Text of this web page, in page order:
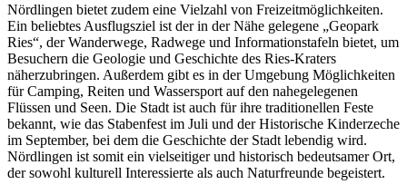
Nördlingen bietet zudem eine Vielzahl von Freizeitmöglichkeiten.
Ein beliebtes Ausflugsziel ist der in der Nähe gelegene „Geopark
Ries“, der Wanderwege, Radwege und Informationstafeln bietet, um
Besuchern die Geologie und Geschichte des Ries-Kraters
näherzubringen. Außerdem gibt es in der Umgebung Möglichkeiten
für Camping, Reiten und Wassersport auf den nahegelegenen
Flüssen und Seen. Die Stadt ist auch für ihre traditionellen Feste
bekannt, wie das Stabenfest im Juli und der Historische Kinderzeche
im September, bei dem die Geschichte der Stadt lebendig wird.
Nördlingen ist somit ein vielseitiger und historisch bedeutsamer Ort,
der sowohl kulturell Interessierte als auch Naturfreunde begeistert.